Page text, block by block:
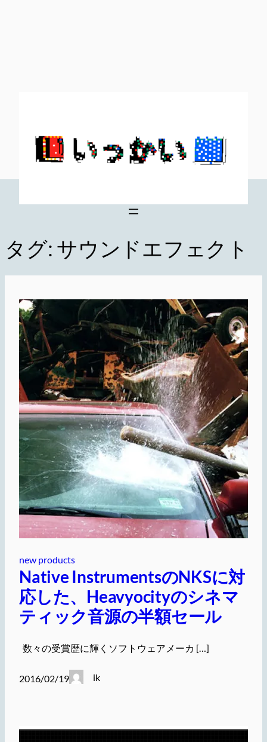
タグ: サウンドエフェクト
new products
Native InstrumentsのNKSに対
応した、Heavyocityのシネマ
ティック音源の半額セール
数々の受賞歴に輝くソフトウェアメーカ […]
2016/02/19 ik